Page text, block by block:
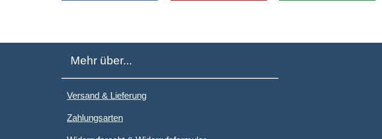
Mehr über...
Versand & Lieferung
Zahlungsarten